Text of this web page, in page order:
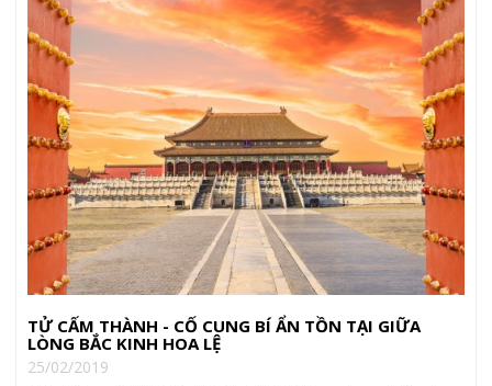
TỬ CẤM THÀNH - CỐ CUNG BÍ ẨN TỒN TẠI GIỮA
LÒNG BẮC KINH HOA LỆ
25/02/2019